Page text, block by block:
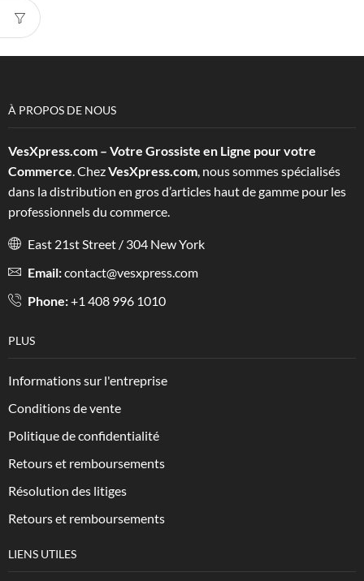
À PROPOS DE NOUS
VesXpress.com – Votre Grossiste en Ligne pour votre
Commerce. ChezVesXpress.com, nous sommes spécialisés
dans la distribution en gros d’articles haut de gamme pour les
professionnels du commerce.
East 21st Street / 304 New York
Email:contact@vesxpress.com
Phone:+1 408 996 1010
PLUS
Informations sur l'entreprise
Conditions de vente
Politique de confidentialité
Retours et remboursements
Résolution des litiges
Retours et remboursements
LIENS UTILES